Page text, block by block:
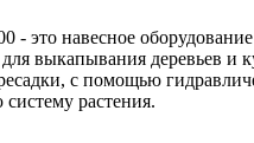
- это навесное
выкапывания деревьев и
с помощью
растения.